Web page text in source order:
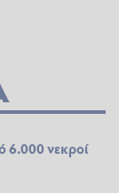
6.000 νεκροί